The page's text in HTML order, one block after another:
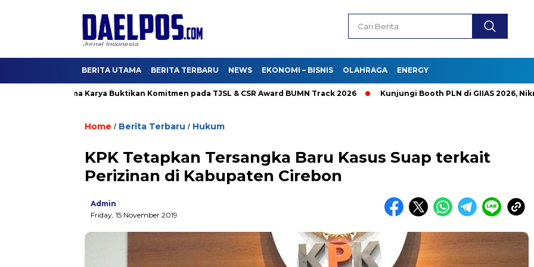
BERITA UTAMA BERITA TERBARU NEWS EKONOMI – BISNIS OLAHRAGA ENERGY
4, Hutama Karya Buktikan Komitmen pada TJSL & CSR Award BUMN Track 2026 Kunjungi Booth PLN di GIIAS 2026, Nikmati
Home / Berita Terbaru / Hukum
KPK Tetapkan Tersangka Baru Kasus Suap terkait
Perizinan di Kabupaten Cirebon
Admin
Friday, 15 November 2019